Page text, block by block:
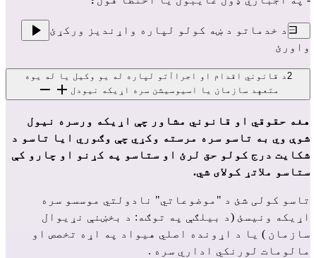
د خدماتو د ښه کولو لپاره واړندیز ورکړئ
واورئ
2 د قانوني اقدام او اجراآتو لپاره له یو وکیل یا له یوه
متعهد سازمان یا اسیوسیشن سره اړیکه نیودل
هغه حقوقي او قانوني مشاور چې اړیکه ورسره نیول
شوې وي به تاسو سره مرسته وکړي چې وګوري ایا تاسو د
شکایت درج کولو حق لرئ او ستاسو په کړنو او چارو کې
ستاسو ملاتړ کولای شي.
تاسو کولی شئ د "موضوعاتي" نادولتي موسسو سره
اړیکه ونیسئ (د بیلګې په توګه: د بخښنې نړیوال
سازمان ) یا د اړونده اصلي هیواد په اړه تخصص او
مالومات لورنکي اداري سره .